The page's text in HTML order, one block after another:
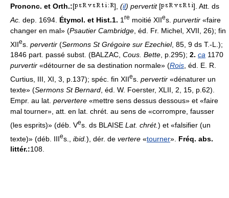
Prononc. et Orth.:[ ], (il) pervertit[
]. Att. ds
Ac. dep. 1694. Étymol. et Hist.1. 1 re moitié XIIes. purvertir «faire
changer en mal» (Psautier Cambridge , éd. Fr. Michel, XVII, 26); fin
XIIes. pervertir (Sermons St Grégoire sur Ezechiel, 85, 9 ds T.-L.);
1846 part. passé subst. (BALZAC, Cous. Bette, p.295); 2. ca 1170
purvertir «détourner de sa destination normale» (Rois, éd. E. R.
Curtius, III, XI, 3, p.137); spéc. fin XIIes. pervertir «dénaturer un
texte» (Sermons St Bernard , éd. W. Foerster, XLII, 2, 15, p.62).
Empr. au lat. pervertere «mettre sens dessus dessous» et «faire
mal tourner», att. en lat. chrét. au sens de «corrompre, fausser
(les esprits)» (déb. Ves. ds BLAISE Lat. chrét.) et «falsifier (un
texte)» (déb. IIIes., ibid. ), dér. de vertere «tourner». Fréq. abs.
littér.:108.